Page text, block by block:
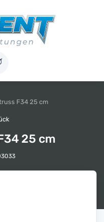
F34 25 cm
25 cm